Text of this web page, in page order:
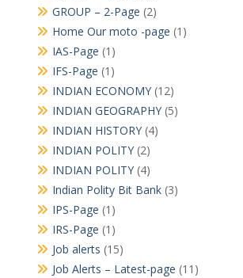
GROUP – 2-Page (2)
Home Our moto -page (1)
IAS-Page (1)
IFS-Page (1)
INDIAN ECONOMY(12)
INDIAN GEOGRAPHY(5)
INDIAN HISTORY(4)
INDIAN POLITY(2)
INDIAN POLITY(4)
Indian Polity Bit Bank(3)
IPS-Page (1)
IRS-Page (1)
Job alerts (15)
Job Alerts – Latest-page (11)